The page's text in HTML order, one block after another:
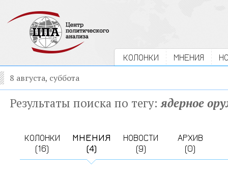
КОЛОНКИ МНЕНИЯ
8 августа, суббота
Результаты поиска по тегу:ядерное
КОЛОНКИ
(16)
МНЕНИЯ
(4)
НОВОСТИ
(9)
АРХИВ
(0)